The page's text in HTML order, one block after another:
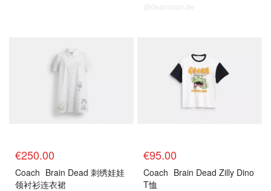
@dealmoon.de
€250.00
Coach Brain Dead 刺绣娃娃
领衬衫连衣裙
€95.00
Coach Brain Dead Zilly Dino
T恤